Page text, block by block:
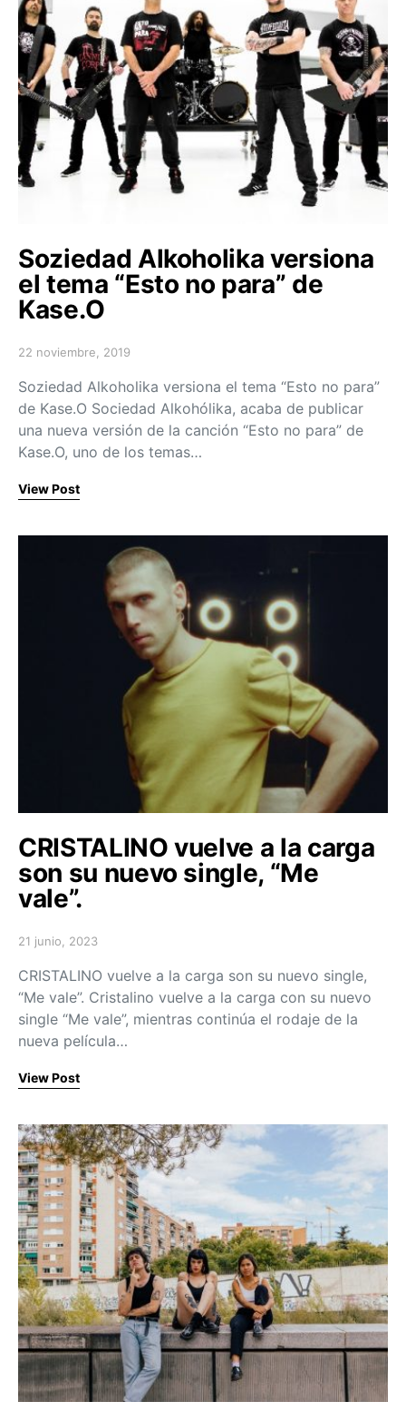
Soziedad Alkoholika versiona
el tema “Esto no para” de
Kase.O
Posted on
22 noviembre, 2019
Soziedad Alkoholika versiona el tema “Esto no para”
de Kase.O Sociedad Alkohólika, acaba de publicar
una nueva versión de la canción “Esto no para” de
Kase.O, uno de los temas…
View Post
CRISTALINO vuelve a la carga
son su nuevo single, “Me
vale”.
Posted on
21 junio, 2023
CRISTALINO vuelve a la carga son su nuevo single,
“Me vale”. Cristalino vuelve a la carga con su nuevo
single “Me vale”, mientras continúa el rodaje de la
nueva película…
View Post